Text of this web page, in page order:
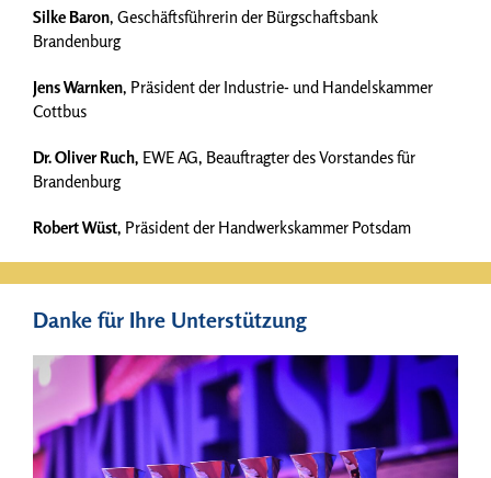
Silke Baron, Geschäftsführerin der Bürgschaftsbank
Brandenburg
Jens Warnken, Präsident der Industrie- und Handelskammer
Cottbus
Dr. Oliver Ruch, EWE AG, Beauftragter des Vorstandes für
Brandenburg
Robert Wüst, Präsident der Handwerkskammer Potsdam
Danke für Ihre Unterstützung